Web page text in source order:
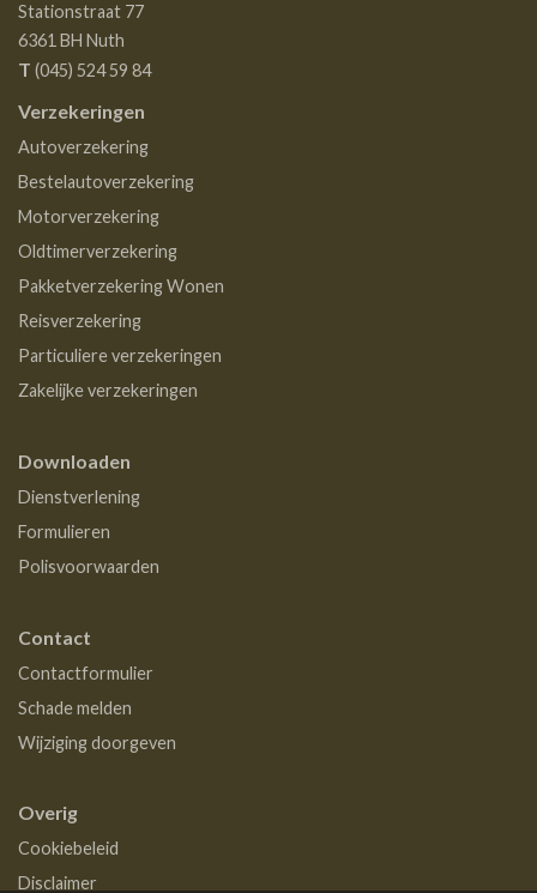
Stationstraat 77
6361 BH Nuth
T (045) 524 59 84
Verzekeringen
Autoverzekering
Bestelautoverzekering
Motorverzekering
Oldtimerverzekering
Pakketverzekering Wonen
Reisverzekering
Particuliere verzekeringen
Zakelijke verzekeringen
Downloaden
Dienstverlening
Formulieren
Polisvoorwaarden
Contact
Contactformulier
Schade melden
Wijziging doorgeven
Overig
Cookiebeleid
Disclaimer